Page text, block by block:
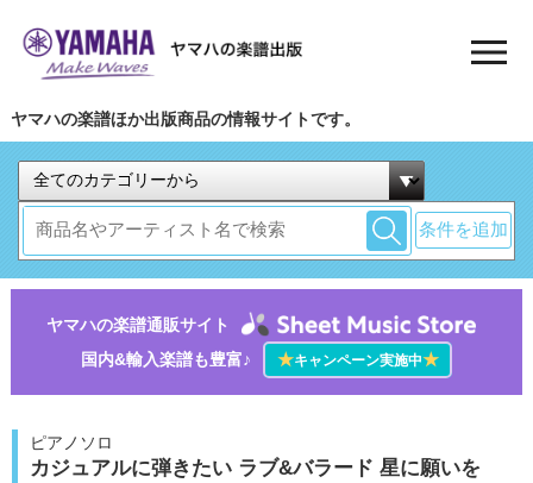
ヤマハの楽譜ほか出版商品の情報サイトです。
条件を追加
ヤマハの楽譜通販サイト
国内&輸入楽譜も豊富♪
★キャンペーン実施中★
ピアノソロ
カジュアルに弾きたい ラブ&バラード 星に願いを